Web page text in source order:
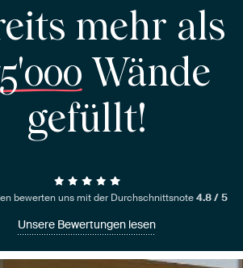
mehr als
Wände
gefüllt!
bewerten uns mit der Durchschnittsnote4.8 / 5
Unsere Bewertungen lesen